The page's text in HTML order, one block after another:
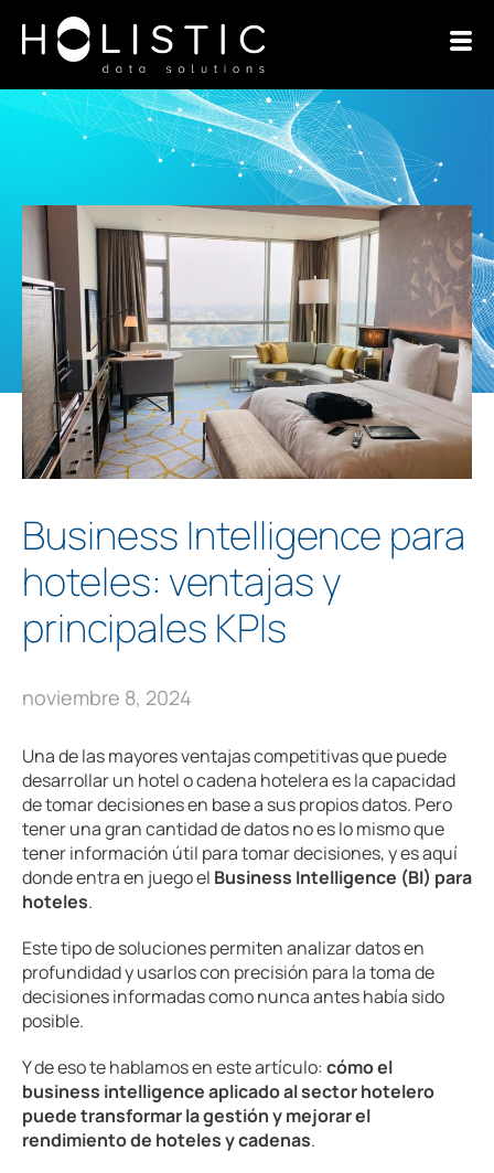
Business Intelligence para
hoteles: ventajas y
principales KPIs
noviembre 8, 2024
Una de las mayores ventajas competitivas que puede
desarrollar un hotel o cadena hotelera es la capacidad
de tomar decisiones en base a sus propios datos. Pero
tener una gran cantidad de datos no es lo mismo que
tener información útil para tomar decisiones, y es aquí
donde entra en juego el Business Intelligence (BI) para
hoteles.
Este tipo de soluciones permiten analizar datos en
profundidad y usarlos con precisión para la toma de
decisiones informadas como nunca antes había sido
posible.
Y de eso te hablamos en este artículo:cómo el
business intelligence aplicado al sector hotelero
puede transformar la gestión y mejorar el
rendimiento de hoteles y cadenas.